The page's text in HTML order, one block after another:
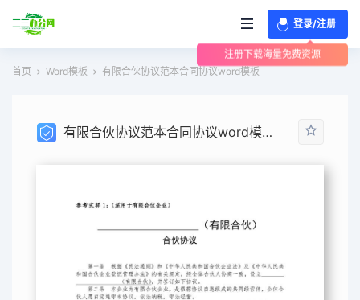
登录/注册
注册下载海量免费资源
首页 Word模板 有限合伙协议范本合同协议word模板
有限合伙协议范本合同协议word模板